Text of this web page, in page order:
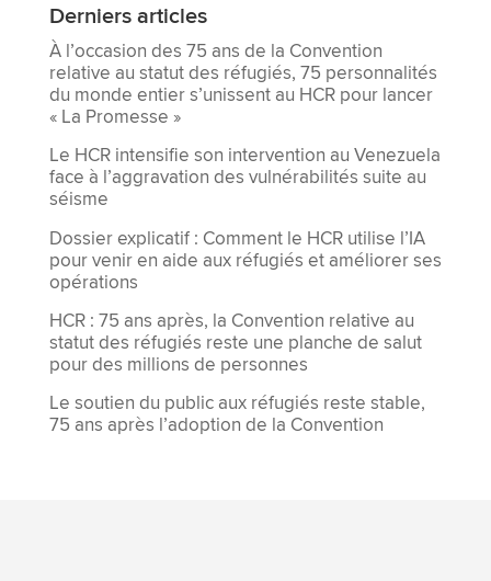
Derniers articles
À l’occasion des 75 ans de la Convention
relative au statut des réfugiés, 75 personnalités
du monde entier s’unissent au HCR pour lancer
« La Promesse »
Le HCR intensifie son intervention au Venezuela
face à l’aggravation des vulnérabilités suite au
séisme
Dossier explicatif : Comment le HCR utilise l’IA
pour venir en aide aux réfugiés et améliorer ses
opérations
HCR : 75 ans après, la Convention relative au
statut des réfugiés reste une planche de salut
pour des millions de personnes
Le soutien du public aux réfugiés reste stable,
75 ans après l’adoption de la Convention